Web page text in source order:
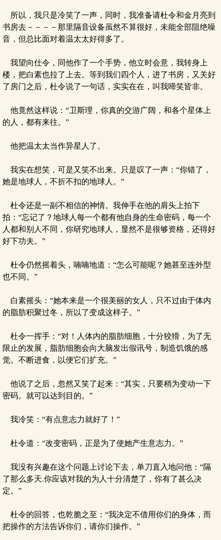
所以，我只是冷笑了一声，同时，我准备请杜令和金月亮到
书房去－－－－那里隔音设备虽然不算很好，未能全部阻绝噪
音，但总比面对着温太太好得多了。
我望向仕令，同他作了一个手势，他立时会意，我转身上
楼，把白素也拉了上去。等到我们四个人，进了书房，又关好
了房门之后，杜令说了一句话，实实在在，叫我啼笑皆非。
他竟然这样说：“卫斯理，你真的交游广阔，和各个星体上
的人，都有来往。”
他把温太太当作异星人了。
我实在想笑，可是又笑不出来。只是叹了一声：“你错了，
她是地球人，不折不扣的地球人。”
杜令还是一副不相信的神情。我伸手在他的肩头上拍下
拍：“忘记了？地球人每一个都有他自身的生命密码，每一个
人都和别人不同，你研究地球人，显然不是很够资格，还得好
好下功夫。”
杜令仍然摇着头，喃喃地道：“怎么可能呢？她甚至连外型
也不同。”
白素摇头：“她本来是一个很美丽的女人，只不过由于体内
的脂肪积聚过冬，所以了变成这样子。”
杜令一挥手：“对！人体内的脂肪细胞，十分狡猾，为了无
限止的发展，脂肪细胞会向大脑发出假讯号，制造饥饿的感
觉。不断进食，以便它们扩充。”
他说了之后，忽然又笑了起来：“其实，只要稍为变动一下
密码。就可以达到目的。”
我冷笑：“有点意志力就好了！”
杜令道：“改变密码，正是为了使她产生意志力。”
我没有兴趣在这个问题上讨论下去，单刀直入地问他：“隔
了那么多天.你应该对我的为人十分清楚了，你有了甚么决
定。”
杜令的回答，也乾脆之至：“我决定不借用你们的身体，而
把操作的方法告诉你们，请你们操作。”